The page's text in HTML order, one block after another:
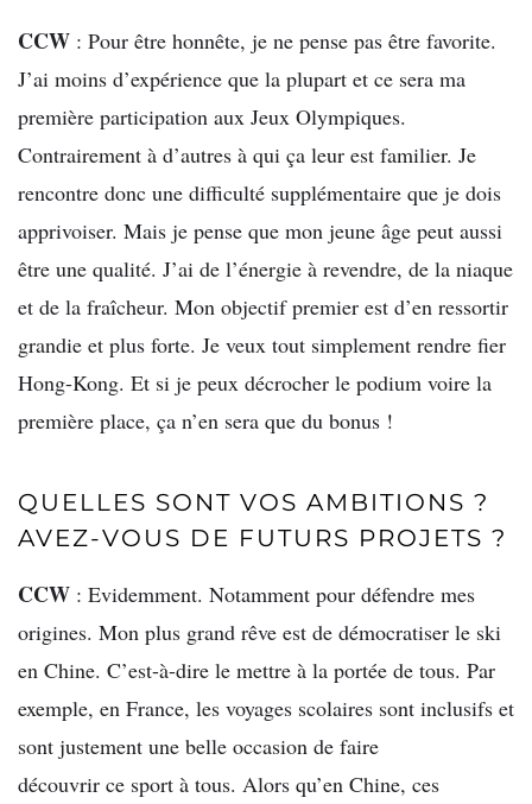
CCW : Pour être honnête, je ne pense pas être favorite.
J’ai moins d’expérience que la plupart et ce sera ma
première participation aux Jeux Olympiques.
Contrairement à d’autres à qui ça leur est familier. Je
rencontre donc une difficulté supplémentaire que je dois
apprivoiser. Mais je pense que mon jeune âge peut aussi
être une qualité. J’ai de l’énergie à revendre, de la niaque
et de la fraîcheur. Mon objectif premier est d’en ressortir
grandie et plus forte. Je veux tout simplement rendre fier
Hong-Kong. Et si je peux décrocher le podium voire la
première place, ça n’en sera que du bonus !
QUELLES SONT VOS AMBITIONS ?
AVEZ-VOUS DE FUTURS PROJETS ?
CCW : Evidemment. Notamment pour défendre mes
origines. Mon plus grand rêve est de démocratiser le ski
en Chine. C’est-à-dire le mettre à la portée de tous. Par
exemple, en France, les voyages scolaires sont inclusifs et
sont justement une belle occasion de faire
découvrir ce sport à tous. Alors qu’en Chine, ces